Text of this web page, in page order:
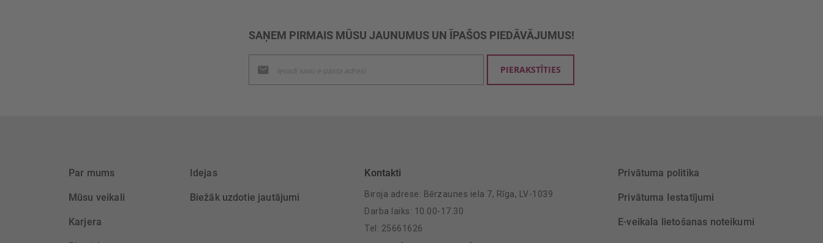
SAŅEM PIRMAIS MŪSU JAUNUMUS UN ĪPAŠOS PIEDĀVĀJUMUS!
jaunumu
saņemšanai:
PIERAKSTĪTIES
Par mums
Mūsu veikali
Karjera
Idejas
Biežāk uzdotie jautājumi
Kontakti
Biroja adrese: Bērzaunes iela 7, Rīga, LV-1039
Darba laiks: 10.00-17.30
Tel: 25661626
Privātuma politika
Privātuma Iestatījumi
E-veikala lietošanas noteikumi